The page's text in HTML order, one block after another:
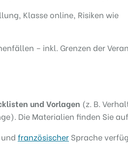
Klasse online, Risiken wie
– inkl. Grenzen der
und Vorlagen (z. B.
Die Materialien finden Sie
französischerSprache